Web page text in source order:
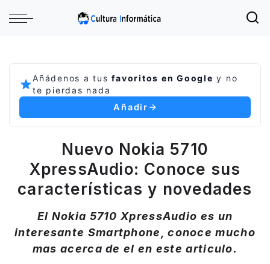
Añádenos a tusfavoritos en Google y no
te pierdas nada
Añadir
Nuevo Nokia 5710
XpressAudio: Conoce sus
características y novedades
El Nokia 5710 XpressAudio es un
interesante Smartphone, conoce mucho
mas acerca de el en este articulo.